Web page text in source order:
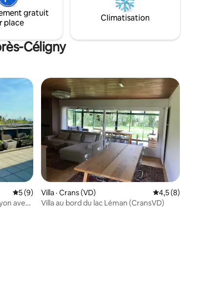
november.
gratuit
place
Climatisation
Céligny
Note moyenne de 5 sur 5, 9 commentaires
5 (9)
avec
Villa · Crans (VD) Note moyenne de
4,5 (8)
Villa au bord du lac Léman (CransVD)